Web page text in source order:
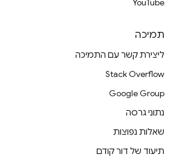
YouTube
תמיכה
ליצירת קשר עם התמיכה
Stack Overflow
Google Group
נתוני גרסה
שאלות נפוצות
תיעוד של דור קודם